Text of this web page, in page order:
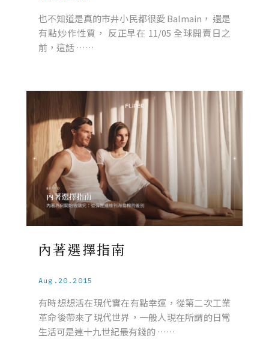
也不知道是真的市井小民都很愛 Balmain， 還是
有點炒作性質， 反正早在 11/05 全球開賣日之
前，這話 ……
內著選擇指南
Aug.20.2015
有時想想活在現代實在有點幸運，從第二次工業
革命後帶來了現代世界，一般人現在所謂的日常
生活可是連十九世紀最有錢的 ……